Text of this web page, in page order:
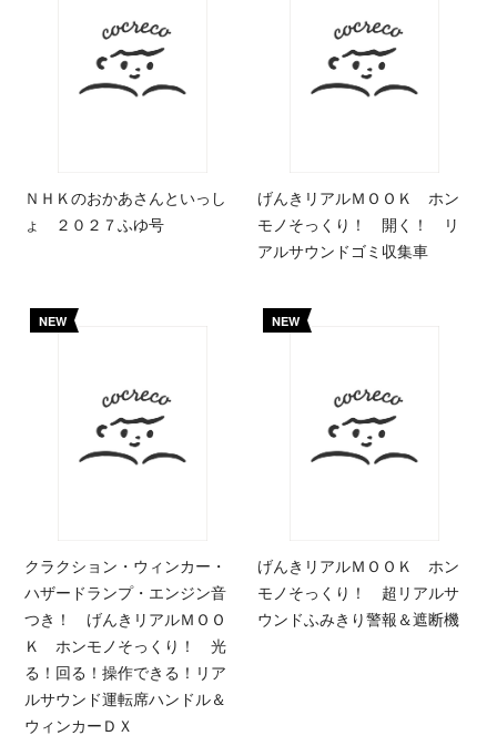
ＮＨＫのおかあさんといっし
ょ ２０２７ふゆ号
げんきリアルＭＯＯＫ ホン
モノそっくり！ 開く！ リ
アルサウンドゴミ収集車
NEW
クラクション・ウィンカー・
ハザードランプ・エンジン音
つき！ げんきリアルＭＯＯ
Ｋ ホンモノそっくり！ 光
る！回る！操作できる！リア
ルサウンド運転席ハンドル＆
ウィンカーＤＸ
NEW
げんきリアルＭＯＯＫ ホン
モノそっくり！ 超リアルサ
ウンドふみきり警報＆遮断機